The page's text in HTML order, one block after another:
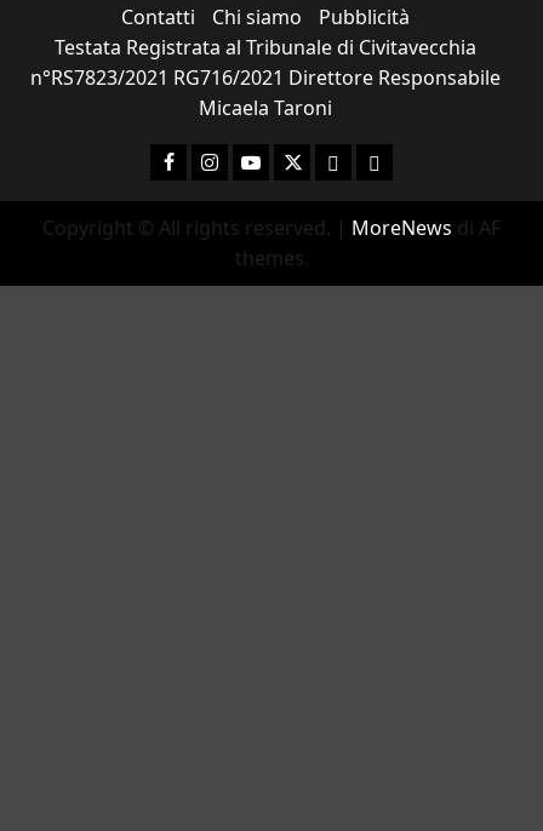
Contatti Chi siamo
Pubblicità
Testata Registrata al Tribunale di Civitavecchia
n°RS7823/2021 RG716/2021 Direttore Responsabile
Micaela Taroni
Facebook
Instagram
YouTubeTwitterEmailEnte Parco
Copyright © All rights reserved. | MoreNews di AF
themes.